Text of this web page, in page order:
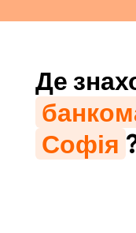
Де
Софія